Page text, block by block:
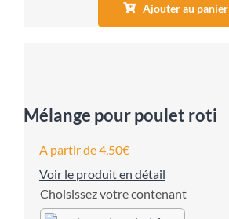
Ajouter au panier
Mélange pour poulet roti
A partir de4,50€
Voir le produit en détail
contenant